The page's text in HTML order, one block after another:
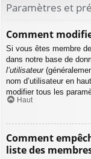
Paramètres et
Comment
Si vous êtes membre
dans notre base de
l’utilisateur
nom d’utilisateur en
modifier tous les
Haut
Comment
liste des